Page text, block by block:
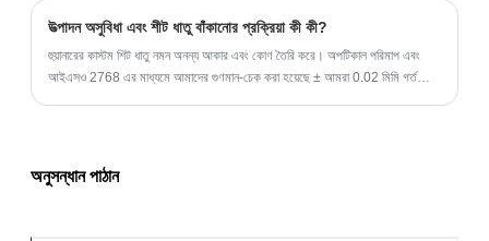
উত্পাদন অসুবিধা এবং শীট ধাতু বাঁকানোর প্রক্রিয়া কী কী?
হুয়ানারের কাস্টম শিট ধাতু নমন অনন্য আকার এবং কোণ তৈরি করে। অপটিকাল পরিমাপ এবং
আইএসও 2768 এর মাধ্যমে আমাদের গুণমান-চেক করা হয়েছে ± আমরা 0.02 মিমি গর্ত
অনুসন্ধান পাঠান